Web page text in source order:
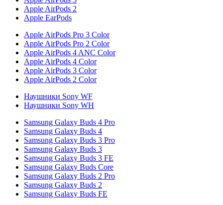
Apple AirPods 2
Apple EarPods
Apple AirPods Pro 3 Color
Apple AirPods Pro 2 Color
Apple AirPods 4 ANC Color
Apple AirPods 4 Color
Apple AirPods 3 Color
Apple AirPods 2 Color
Наушники Sony WF
Наушники Sony WH
Samsung Galaxy Buds 4 Pro
Samsung Galaxy Buds 4
Samsung Galaxy Buds 3 Pro
Samsung Galaxy Buds 3
Samsung Galaxy Buds 3 FE
Samsung Galaxy Buds Core
Samsung Galaxy Buds 2 Pro
Samsung Galaxy Buds 2
Samsung Galaxy Buds FE